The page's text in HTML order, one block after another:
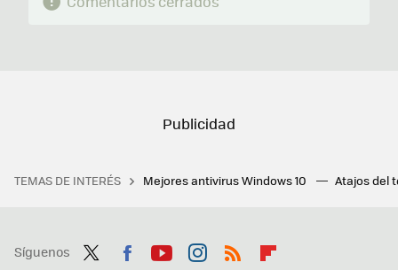
TEMAS DE INTERÉS Mejores antivirus Windows 10 Atajos del
Síguenos